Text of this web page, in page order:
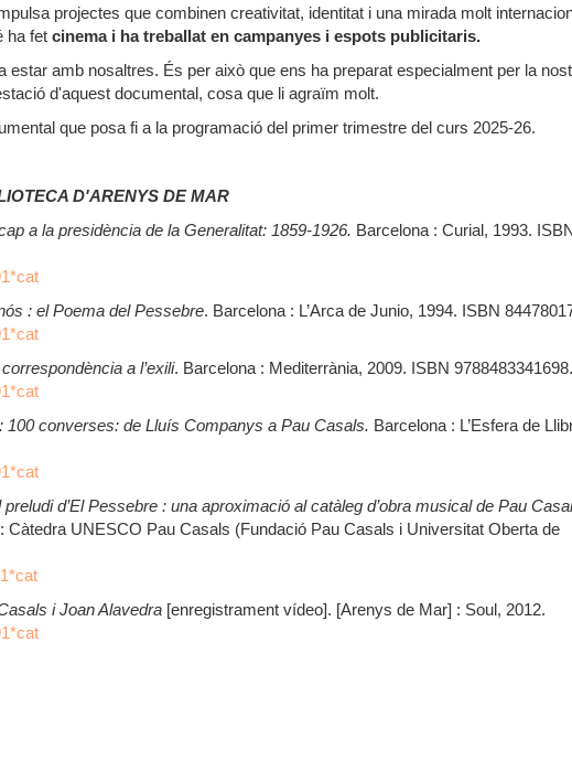
projectes que combinen creativitat, identitat i una mirada molt
ha fet cinema i ha treballat en campanyes i espots publicitaris.
estar amb nosaltres. És per això que ens ha preparat especialment per la
d'aquest documental, cosa que li agraïm molt.
que posa fi a la programació del primer trimestre del curs 2025-26.
D'ARENYS DE MAR
a la presidència de la Generalitat: 1859-1926. Barcelona : Curial, 1993.
: el Poema del Pessebre. Barcelona : L’Arca de Junio, 1994. ISBN
a l’exili. Barcelona : Mediterrània, 2009. ISBN 9788483341698.
100 converses: de Lluís Companys a Pau Casals. Barcelona : L’Esfera de
d’El Pessebre : una aproximació al catàleg d’obra musical de Pau
Càtedra UNESCO Pau Casals (Fundació Pau Casals i Universitat Oberta de
i Joan Alavedra [enregistrament vídeo]. [Arenys de Mar] : Soul, 2012.